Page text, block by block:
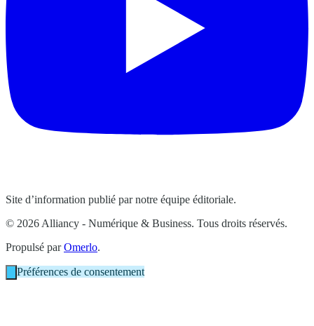
Site d’information publié par notre équipe éditoriale.
© 2026 Alliancy - Numérique & Business. Tous droits réservés.
Propulsé parOmerlo.
Préférences de consentement